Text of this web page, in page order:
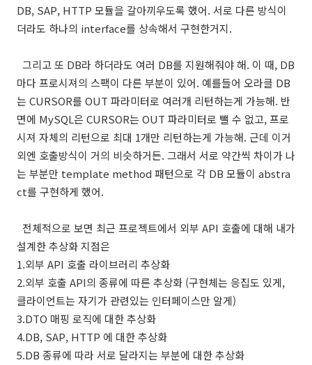
DB, SAP, HTTP 모듈을 갈아끼우도록 했어. 서로 다른 방식이
더라도 하나의 interface를 상속해서 구현한거지.
그리고 또 DB라 하더라도 여러 DB를 지원해줘야 해. 이 때, DB
마다 프로시져의 스팩이 다른 부분이 있어. 예를들어 오라클 DB
는 CURSOR를 OUT 파라미터로 여러개 리턴하는게 가능해. 반
면에 MySQL은 CURSOR는 OUT 파라미터로 뺄 수 없고, 프로
시져 자체의 리턴으로 최대 1개만 리턴하는게 가능해. 근데 이거
외엔 호출방식이 거의 비슷하거든. 그래서 서로 약간씩 차이가 나
는 부분만 template method 패턴으로 각 DB 모듈이 abstra
ct를 구현하게 했어.
전체적으로 보면 최근 프로젝트에서 외부 API 호출에 대해 내가
설계한 추상화 지점은
1.외부 API 호출 라이브러리 추상화
2.외부 호출 API의 종류에 따른 추상화 (구현체는 응집도 있게,
클라이언트는 자기가 관련있는 인터페이스만 알게)
3.DTO 매핑 로직에 대한 추상화
4.DB, SAP, HTTP 에 대한 추상화
5.DB 종류에 따라 서로 달라지는 부분에 대한 추상화